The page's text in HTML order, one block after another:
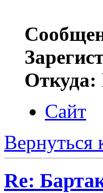
Откуда:
Сайт
Вернуться
Re: